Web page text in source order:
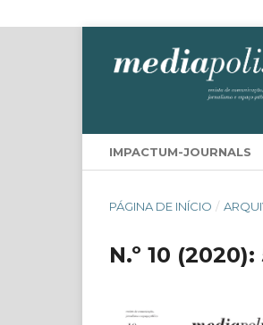
IMPACTUM-JOURNALS
PÁGINA DE INÍCIO /
N.º 10